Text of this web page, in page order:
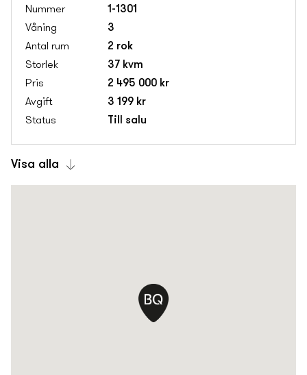
1-1301
3
2 rok
37 kvm
2 495 000 kr
3 199 kr
Till salu
Visa alla